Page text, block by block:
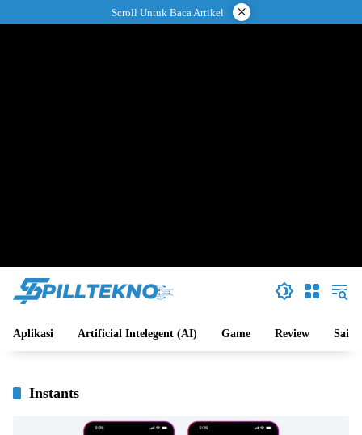
ke
Scroll Untuk Baca Artikel ×
Aplikasi Artificial Intelegent (AI) Game Review Sains
Instants